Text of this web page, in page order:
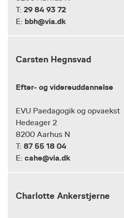
T: 29 84 93 72
E: bbh@via.dk
Carsten Hegnsvad
Efter- og videreuddannelse
EVU Paedagogik og opvaekst
Hedeager 2
8200 Aarhus N
T: 87 55 18 04
E: cahe@via.dk
Charlotte Ankerstjerne